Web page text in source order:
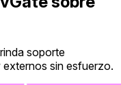
soporte
sin esfuerzo.